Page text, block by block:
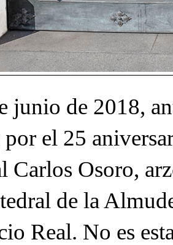
junio de 2018,
por el 25
Carlos Osoro,
de la
Real. No es